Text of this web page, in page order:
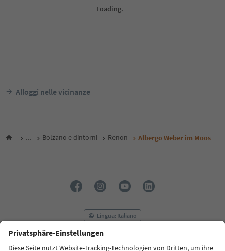
Alloggi nelle vicinanze
... Bolzano e dintorni Renon Albergo Weber im Moos
Lingua: Italiano
FAQ Contatti Press MICE Privacy Policy